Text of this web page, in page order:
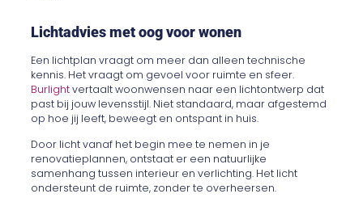
Lichtadvies met oog voor wonen
Een lichtplan vraagt om meer dan alleen technische
kennis. Het vraagt om gevoel voor ruimte en sfeer.
Burlightvertaalt woonwensen naar een lichtontwerp dat
past bij jouw levensstijl. Niet standaard, maar afgestemd
op hoe jij leeft, beweegt en ontspant in huis.
Door licht vanaf het begin mee te nemen in je
renovatieplannen, ontstaat er een natuurlijke
samenhang tussen interieur en verlichting. Het licht
ondersteunt de ruimte, zonder te overheersen.